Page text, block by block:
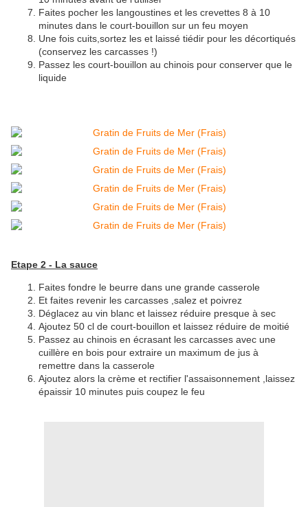
Faites pocher les langoustines et les crevettes 8 à 10
minutes dans le court-bouillon sur un feu moyen
Une fois cuits,sortez les et laissé tiédir pour les décortiqués
(conservez les carcasses !)
Passez les court-bouillon au chinois pour conserver que le
liquide
Etape 2 - La sauce
Faites fondre le beurre dans une grande casserole
Et faites revenir les carcasses ,salez et poivrez
Déglacez au vin blanc et laissez réduire presque à sec
Ajoutez 50 cl de court-bouillon et laissez réduire de moitié
Passez au chinois en écrasant les carcasses avec une
cuillère en bois pour extraire un maximum de jus à
remettre dans la casserole
Ajoutez alors la crème et rectifier l'assaisonnement ,laissez
épaissir 10 minutes puis coupez le feu